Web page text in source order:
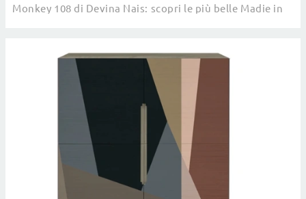
Monkey 108 di Devina Nais: scopri le più belle Madie in